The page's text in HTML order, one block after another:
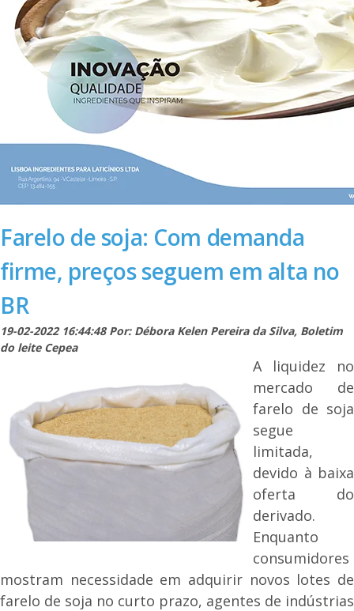
Farelo de soja: Com demanda
firme, preços seguem em alta no
BR
19-02-2022 16:44:48 Por: Débora Kelen Pereira da Silva, Boletim
do leite Cepea
A liquidez no
mercado de
farelo de soja
segue
limitada,
devido à baixa
oferta do
derivado.
Enquanto
consumidores
mostram necessidade em adquirir novos lotes de
farelo de soja no curto prazo, agentes de indústrias